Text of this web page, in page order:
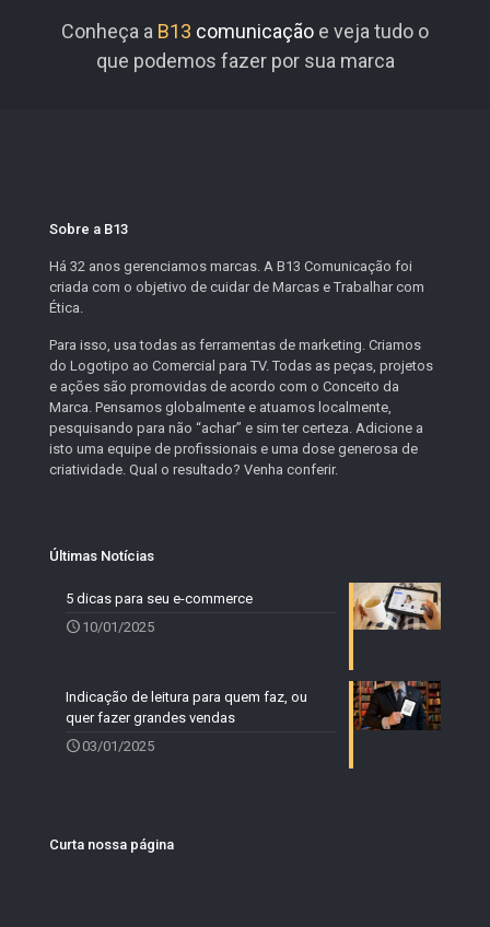
Conheça a B13 comunicação e veja tudo o
que podemos fazer por sua marca
Sobre a B13
Há 32 anos gerenciamos marcas. A B13 Comunicação foi
criada com o objetivo de cuidar de Marcas e Trabalhar com
Ética.
Para isso, usa todas as ferramentas de marketing. Criamos
do Logotipo ao Comercial para TV. Todas as peças, projetos
e ações são promovidas de acordo com o Conceito da
Marca. Pensamos globalmente e atuamos localmente,
pesquisando para não “achar” e sim ter certeza. Adicione a
isto uma equipe de profissionais e uma dose generosa de
criatividade. Qual o resultado? Venha conferir.
Últimas Notícias
5 dicas para seu e-commerce
10/01/2025
Indicação de leitura para quem faz, ou
quer fazer grandes vendas
03/01/2025
Curta nossa página